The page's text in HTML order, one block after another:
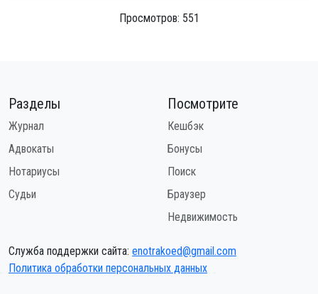
Просмотров: 551
Разделы
Журнал
Адвокаты
Нотариусы
Судьи
Посмотрите
Кешбэк
Бонусы
Поиск
Браузер
Недвижимость
Служба поддержки сайта: enotrakoed@gmail.com
Политика обработки персональных данных